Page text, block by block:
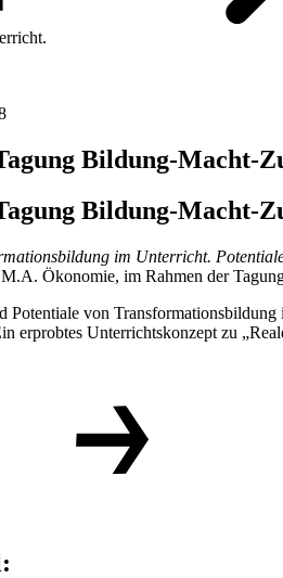
Bildung-
Bildung-
im Unterricht.
Ökonomie, im Rahmen der
Potentiale von
erprobtes Unterrichtskonzept zu